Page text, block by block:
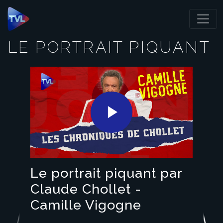
Panneau de gestion des cookies
LE PORTRAIT PIQUANT
Play
Video
Le portrait piquant par
Claude Chollet -
Camille Vigogne